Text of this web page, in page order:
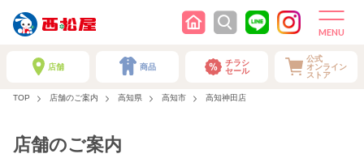
店舗 商品
チラシ
セール
公式
オンライン
ストア
TOP 店舗のご案内 高知県 高知市 高知神田店
店舗のご案内